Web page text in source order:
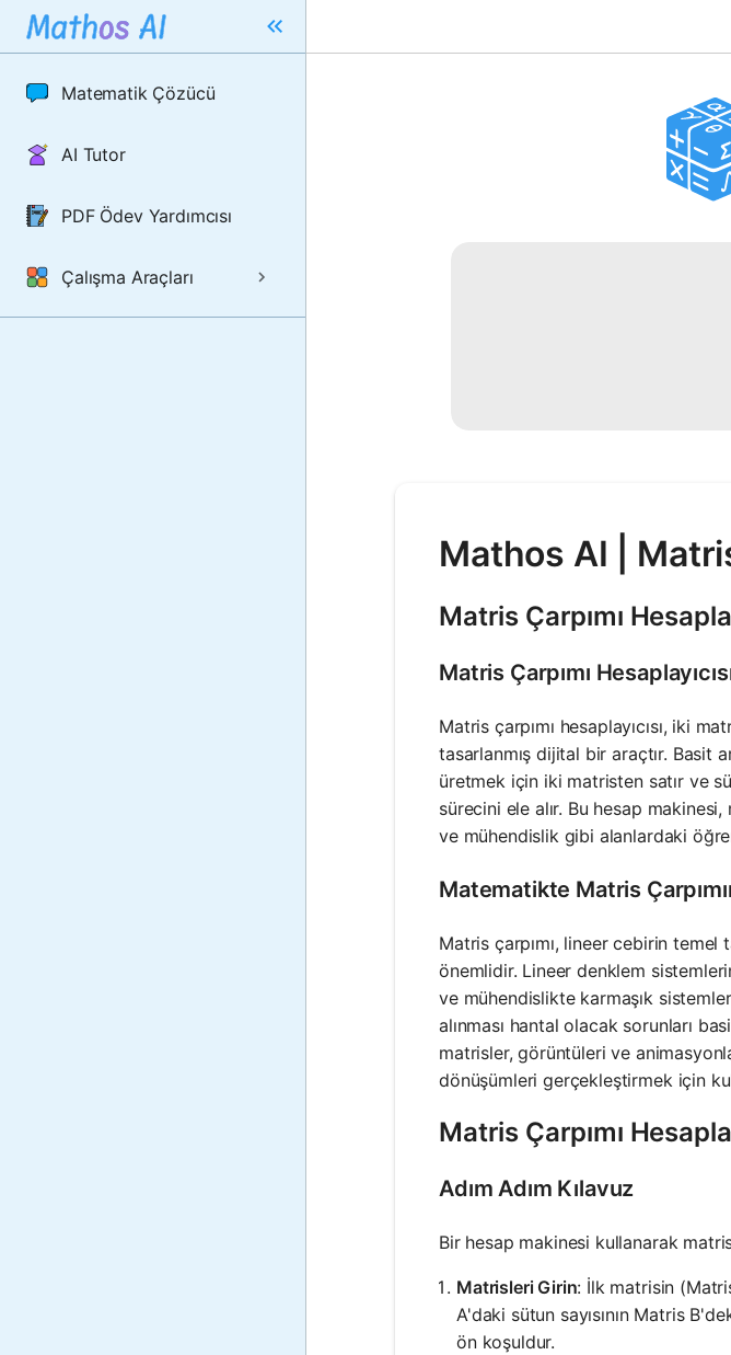
Matematik Çözücü
AI Tutor
PDF Ödev Yardımcısı
Çalışma Araçları
Mathos AI | Matris
Matris Çarpımı
Matris Çarpımı
Matris çarpımı hesaplayıcısı, iki
tasarlanmış dijital bir araçtır. Basit
üretmek için iki matristen satır ve
sürecini ele alır. Bu hesap
ve mühendislik gibi alanlardaki
Matematikte Matris
Matris çarpımı, lineer cebirin
önemlidir. Lineer denklem
ve mühendislikte karmaşık
alınması hantal olacak sorunları
matrisler, görüntüleri ve
dönüşümleri gerçekleştirmek için
Matris Çarpımı
Adım Adım Kılavuz
Bir hesap makinesi kullanarak
Matrisleri Girin: İlk matrisin
A'daki sütun sayısının Matris
ön koşuldur.